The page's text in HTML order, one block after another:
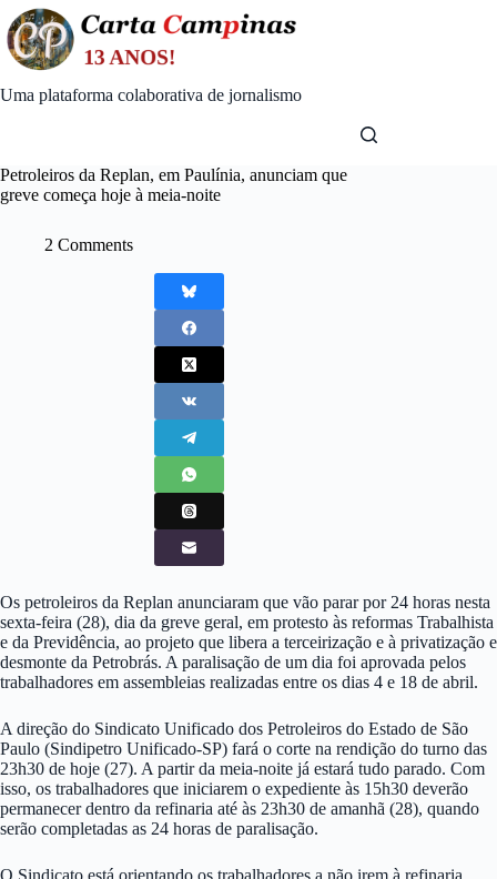
Skip
to
content
Uma plataforma colaborativa de jornalismo
Petroleiros da Replan, em Paulínia, anunciam que
greve começa hoje à meia-noite
2 Comments
Os petroleiros da Replan anunciaram que vão parar por 24 horas nesta
sexta-feira (28), dia da greve geral, em protesto às reformas Trabalhista
e da Previdência, ao projeto que libera a terceirização e à privatização e
desmonte da Petrobrás. A paralisação de um dia foi aprovada pelos
trabalhadores em assembleias realizadas entre os dias 4 e 18 de abril.
A direção do Sindicato Unificado dos Petroleiros do Estado de São
Paulo (Sindipetro Unificado-SP) fará o corte na rendição do turno das
23h30 de hoje (27). A partir da meia-noite já estará tudo parado. Com
isso, os trabalhadores que iniciarem o expediente às 15h30 deverão
permanecer dentro da refinaria até às 23h30 de amanhã (28), quando
serão completadas as 24 horas de paralisação.